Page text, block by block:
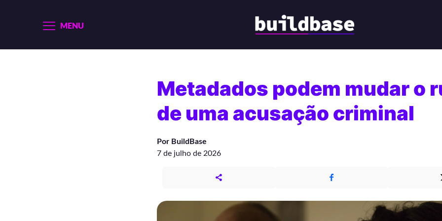
MENU
Metadados podem mudar o
de uma acusação criminal
Por BuildBase
7 de julho de 2026